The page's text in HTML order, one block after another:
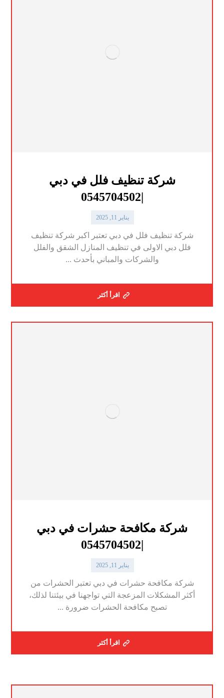
شركة تنظيف فلل في دبي
|0545704502
يناير 11, 2025
شركة تنظيف فلل في دبي تعتبر اكبر شركة تنظيف
فلل دبي الاولى في تنظيف المنازل الشقق والفلل
والشركات والمباني بأحدث ...
اقرأ أكثر
شركة مكافحة حشرات في دبي
|0545704502
يناير 11, 2025
شركة مكافحة حشرات في دبي تعتبر الحشرات من
أكثر المشكلات المزعجة التي تواجهنا في بيئتنا لذلك،
تصبح مكافحة الحشرات ضرورة ...
اقرأ أكثر